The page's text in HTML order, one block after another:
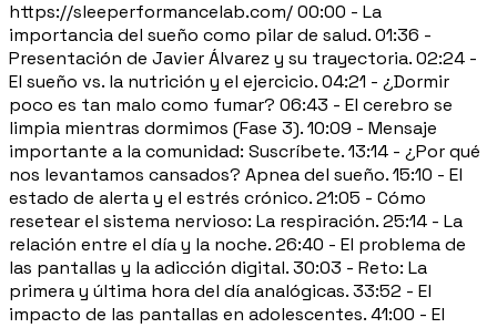
https://sleeperformancelab.com/ 00:00 - La
importancia del sueño como pilar de salud. 01:36 -
Presentación de Javier Álvarez y su trayectoria. 02:24 -
El sueño vs. la nutrición y el ejercicio. 04:21 - ¿Dormir
poco es tan malo como fumar? 06:43 - El cerebro se
limpia mientras dormimos (Fase 3). 10:09 - Mensaje
importante a la comunidad: Suscríbete. 13:14 - ¿Por qué
nos levantamos cansados? Apnea del sueño. 15:10 - El
estado de alerta y el estrés crónico. 21:05 - Cómo
resetear el sistema nervioso: La respiración. 25:14 - La
relación entre el día y la noche. 26:40 - El problema de
las pantallas y la adicción digital. 30:03 - Reto: La
primera y última hora del día analógicas. 33:52 - El
impacto de las pantallas en adolescentes. 41:00 - El